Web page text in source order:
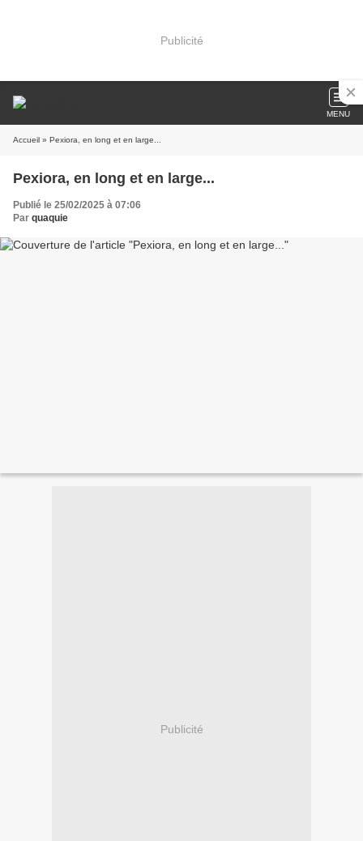
Publicité
MENU
Accueil » Pexiora, en long et en large...
Pexiora, en long et en large...
Publié le 25/02/2025 à 07:06
Par quaquie
Publicité